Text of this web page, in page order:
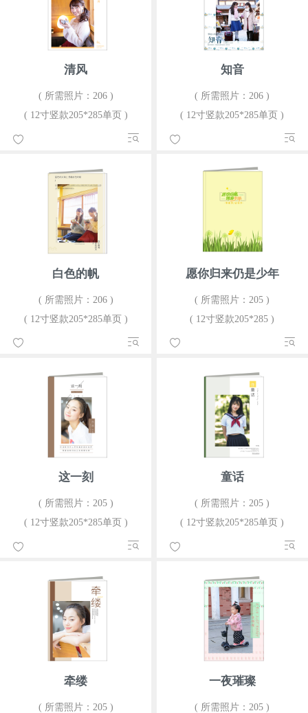
清风
( 所需照片：206 )
( 12寸竖款205*285单页 )
知音
( 所需照片：206 )
( 12寸竖款205*285单页 )
白色的帆
( 所需照片：206 )
( 12寸竖款205*285单页 )
愿你归来仍是少年
( 所需照片：205 )
( 12寸竖款205*285 )
这一刻
( 所需照片：205 )
( 12寸竖款205*285单页 )
童话
( 所需照片：205 )
( 12寸竖款205*285单页 )
牵缕
( 所需照片：205 )
一夜璀璨
( 所需照片：205 )